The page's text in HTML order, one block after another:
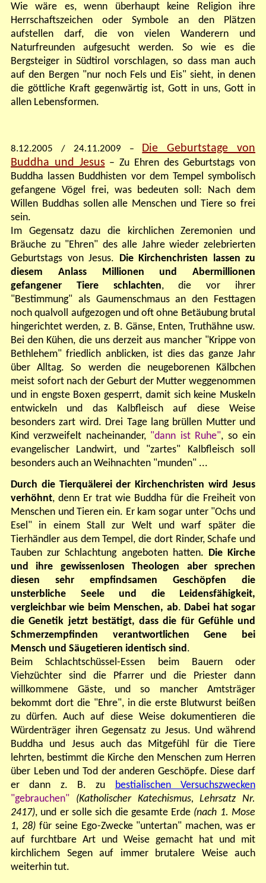
Wie wäre es, wenn überhaupt keine Religion ihre
Herrschaftszeichen oder Symbole an den Plätzen
aufstellen darf, die von vielen Wanderern und
Naturfreunden aufgesucht werden. So wie es die
Bergsteiger in Südtirol vorschlagen, so dass man auch
auf den Bergen "nur noch Fels und Eis" sieht, in denen
die göttliche Kraft gegenwärtig ist, Gott in uns, Gott in
allen Lebensformen.
8.12.2005 / 24.11.2009 –
Die Geburtstage von
Buddha und Jesus – Zu Ehren des Geburtstags von
Buddha lassen Buddhisten vor dem Tempel symbolisch
gefangene Vögel frei, was bedeuten soll: Nach dem
Willen Buddhas sollen alle Menschen und Tiere so frei
sein.
Im Gegensatz dazu die kirchlichen Zeremonien und
Bräuche zu "Ehren" desalle Jahrewiederzelebrierten
Geburtstags von Jesus.
Die Kirchenchristen lassen zu
diesem Anlass Millionen und Abermillionen
gefangener Tiere schlachten, die vor ihrer
"Bestimmung" als Gaumenschmaus an den Festtagen
nochqualvoll aufgezogenund oft ohne Betäubung brutal
hingerichtet werden, z. B. Gänse, Enten, Truthähne usw.
Bei den Kühen, die uns derzeit aus mancher "Krippe von
Bethlehem" friedlich anblicken, ist dies das ganze Jahr
über Alltag. So werden die neugeborenen Kälbchen
meist sofort nach der Geburt der Mutter weggenommen
und in engste Boxen gesperrt, damit sich keine Muskeln
entwickeln und das Kalbfleisch auf diese Weise
besonders zart wird. Drei Tage lang brüllen Mutter und
Kind verzweifelt nacheinander, "dann ist Ruhe", so ein
evangelischer Landwirt, und "zartes" Kalbfleisch soll
besonders auch an Weihnachten "munden" ...
Durch die Tierquälerei der Kirchenchristen wird Jesus
verhöhnt, denn Er trat wie Buddha für die Freiheit von
Menschen und Tieren ein. Er kam sogar unter "Ochs und
Esel" in einem Stall zur Welt und warf später die
Tierhändler aus dem Tempel, die dort Rinder, Schafe und
Tauben zur Schlachtung angeboten hatten.
Die Kirche
und ihre gewissenlosen Theologen aber sprechen
diesen sehr empfindsamen Geschöpfen die
unsterbliche Seele und die Leidensfähigkeit,
vergleichbar wie beim Menschen, ab. Dabei hat sogar
die Genetik jetzt bestätigt, dass die für Gefühle und
Schmerzempfinden verantwortlichen Gene bei
Mensch und Säugetieren identisch sind .
Beim Schlachtschüssel-Essen beim Bauern oder
Viehzüchter sind die Pfarrer und die Priester dann
willkommene Gäste, und so mancher Amtsträger
bekommt dort die "Ehre", in die erste Blutwurst beißen
zu dürfen. Auch auf diese Weise dokumentieren die
Würdenträger ihren Gegensatz zu Jesus. Und während
Buddha und Jesus auch das Mitgefühl für die Tiere
lehrten, bestimmt die Kirche den Menschen zum Herren
über Leben und Tod der anderen Geschöpfe. Diese darf
er dann z. B. zu
bestialischen Versuchszwecken
"gebrauchen"
(Katholischer Katechismus, Lehrsatz Nr.
2417), und er solle sich die gesamte Erde (nach 1. Mose
1, 28)für seine Ego-Zwecke "untertan" machen, was er
auf furchtbare Art und Weise gemacht hat und mit
kirchlichem Segen auf immer brutalere Weise auch
weiterhin tut.